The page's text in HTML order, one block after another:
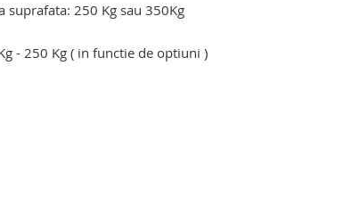
suprafata: 250 Kg sau 350Kg
- 250 Kg ( in functie de optiuni )